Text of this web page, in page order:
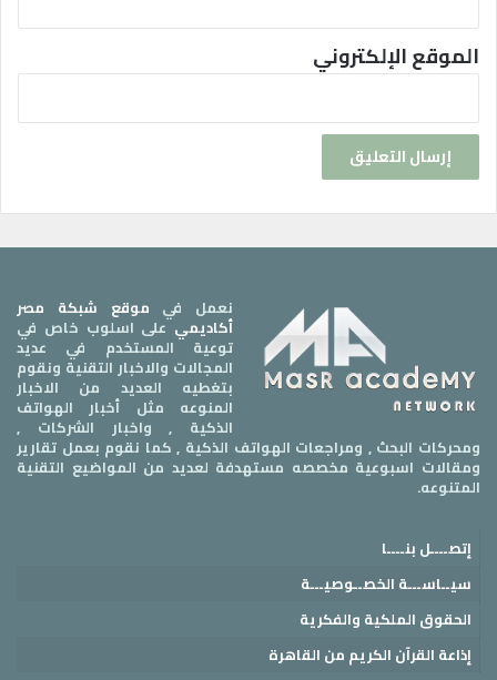
الموقع الإلكتروني
نعمل في موقع شبكة مصر
أكاديميعلى اسلوب خاص في
توعية المستخدم في عديد
المجالات والاخبار التقنية ونقوم
بتغطيه العديد من الاخبار
المنوعه مثل أخبار الهواتف
الذكية , واخبار الشركات ,
ومحركات البحث , ومراجعات الهواتف الذكية , كما نقوم بعمل تقارير
ومقالات اسبوعية مخصصه مستهدفة لعديد من المواضيع التقنية
المتنوعه.
إتصــــل بنــــا
سيــاســـة الخصــوصيـــة
الحقوق الملكية والفكرية
إذاعة القرآن الكريم من القاهرة